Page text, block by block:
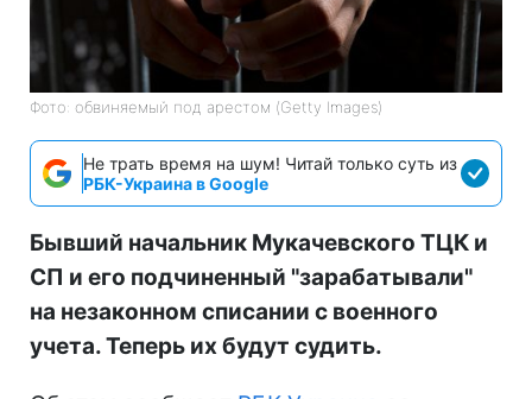
Фото: обвиняемый под арестом (Getty Images)
Не трать время на шум! Читай только суть из
РБК-Украина в Google
Бывший начальник Мукачевского ТЦК и
СП и его подчиненный "зарабатывали"
на незаконном списании с военного
учета. Теперь их будут судить.